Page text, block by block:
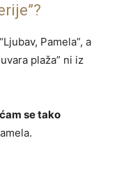
Pamela”, a
plaža” ni iz
se tako